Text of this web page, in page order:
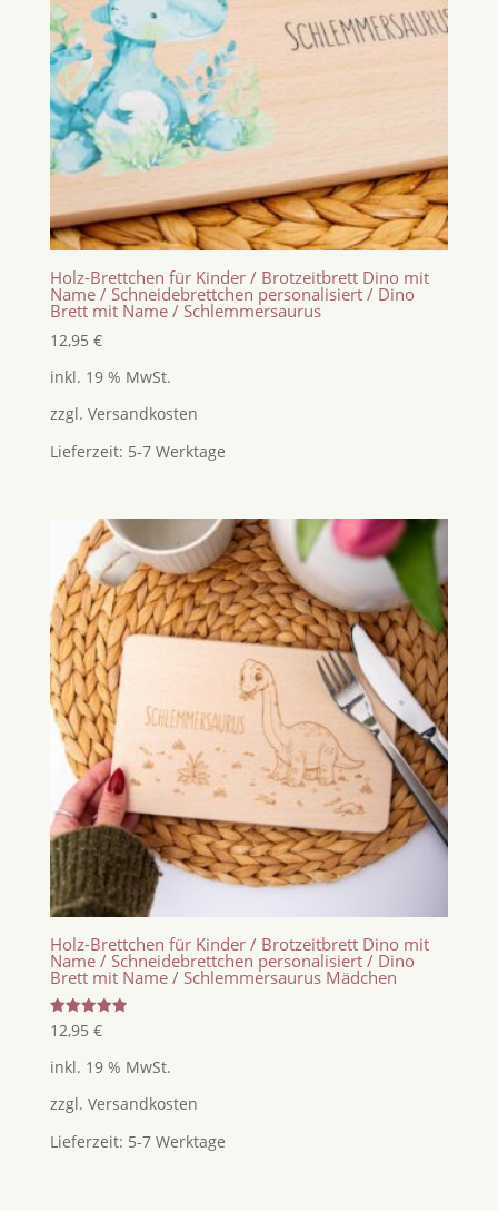
Holz-Brettchen für Kinder / Brotzeitbrett Dino mit
Name / Schneidebrettchen personalisiert / Dino
Brett mit Name / Schlemmersaurus
12,95 €
inkl. 19 % MwSt.
zzgl. Versandkosten
Lieferzeit: 5-7 Werktage
Holz-Brettchen für Kinder / Brotzeitbrett Dino mit
Name / Schneidebrettchen personalisiert / Dino
Brett mit Name / Schlemmersaurus Mädchen
Bewertet
mit
von 5
12,95 €
inkl. 19 % MwSt.
zzgl. Versandkosten
Lieferzeit: 5-7 Werktage